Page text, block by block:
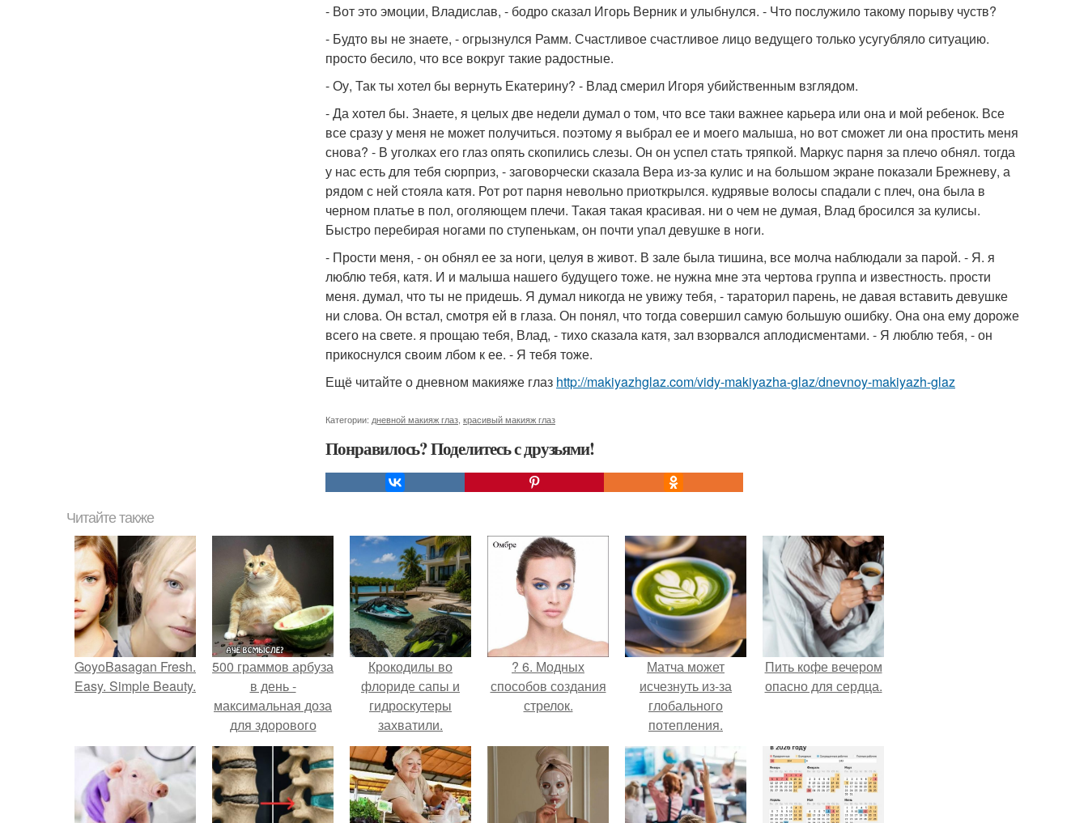
- Вот это эмоции, Владислав, - бодро сказал Игорь Верник и улыбнулся. - Что послужило такому порыву чуств?
- Будто вы не знаете, - огрызнулся Рамм. Счастливое счастливое лицо ведущего только усугубляло ситуацию.
просто бесило, что все вокруг такие радостные.
- Оу, Так ты хотел бы вернуть Екатерину? - Влад смерил Игоря убийственным взглядом.
- Да хотел бы. Знаете, я целых две недели думал о том, что все таки важнее карьера или она и мой ребенок. Все
все сразу у меня не может получиться. поэтому я выбрал ее и моего малыша, но вот сможет ли она простить меня
снова? - В уголках его глаз опять скопились слезы. Он он успел стать тряпкой. Маркус парня за плечо обнял. тогда
у нас есть для тебя сюрприз, - заговорчески сказала Вера из-за кулис и на большом экране показали Брежневу, а
рядом с ней стояла катя. Рот рот парня невольно приоткрылся. кудрявые волосы спадали с плеч, она была в
черном платье в пол, оголяющем плечи. Такая такая красивая. ни о чем не думая, Влад бросился за кулисы.
Быстро перебирая ногами по ступенькам, он почти упал девушке в ноги.
- Прости меня, - он обнял ее за ноги, целуя в живот. В зале была тишина, все молча наблюдали за парой. - Я. я
люблю тебя, катя. И и малыша нашего будущего тоже. не нужна мне эта чертова группа и известность. прости
меня. думал, что ты не придешь. Я думал никогда не увижу тебя, - тараторил парень, не давая вставить девушке
ни слова. Он встал, смотря ей в глаза. Он понял, что тогда совершил самую большую ошибку. Она она ему дороже
всего на свете. я прощаю тебя, Влад, - тихо сказала катя, зал взорвался аплодисментами. - Я люблю тебя, - он
прикоснулся своим лбом к ее. - Я тебя тоже.
Ещё читайте о дневном макияже глаз http://makiyazhglaz.com/vidy-makiyazha-glaz/dnevnoy-makiyazh-glaz
Категории: дневной макияж глаз красивый макияж глаз
Понравилось? Поделитесь с друзьями!
Читайте также
GoyoBasagan Fresh.
Easy. Simple Beauty.
500 граммов арбуза
в день -
максимальная доза
для здорового
взрослого,
предупредили
врачи.
Крокодилы во
флориде сапы и
гидроскутеры
захватили.
? 6. Модных
способов создания
стрелок.
Матча может
исчезнуть из-за
глобального
потепления.
Пить кофе вечером
опасно для сердца.